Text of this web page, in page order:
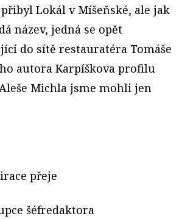
Lokál v Míšeňské, ale jak
název, jedná se opět
do sítě restauratéra Tomáše
autora Karpíškova profilu
Michla jsme mohli jen
přeje
šéfredaktora